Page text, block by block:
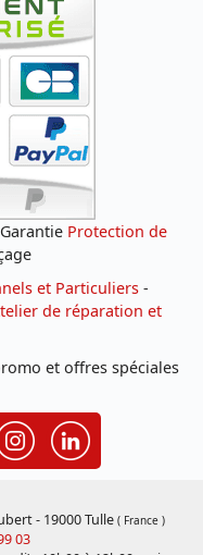
Protection de
et Particuliers -
de réparation et
et offres spéciales
- 19000 Tulle ( France )
03